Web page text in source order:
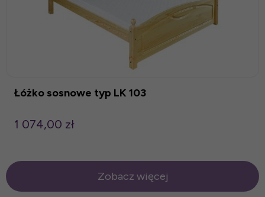
Łóżko sosnowe typ LK 103
1 074,00 zł
Zobacz więcej